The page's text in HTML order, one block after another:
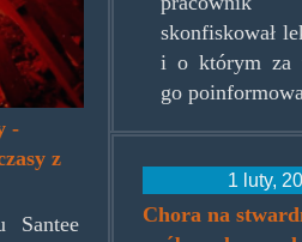
-
z
Santee
skonfiskował
i o którym za
go
1 luty,
Chora na